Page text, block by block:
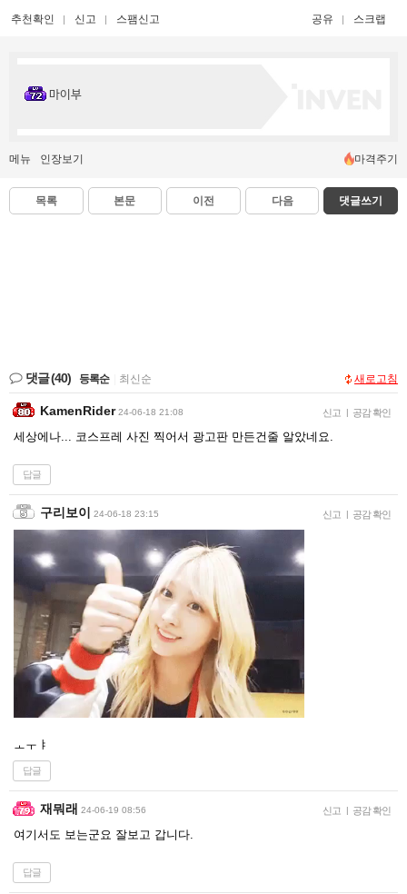
추천확인 신고 스팸신고 공유 스크랩
마이부
메뉴 인장보기 마격주기
목록 본문 이전 다음 댓글쓰기
댓글(40) 등록순 최신순 새로고침
KamenRider 24-06-18 21:08 신고 | 공감 확인
세상에나... 코스프레 사진 찍어서 광고판 만든건줄 알았네요.
답글
구리보이 24-06-18 23:15 신고 | 공감 확인
ㅗㅜㅑ
답글
재뭐래 24-06-19 08:56 신고 | 공감 확인
여기서도 보는군요 잘보고 갑니다.
답글